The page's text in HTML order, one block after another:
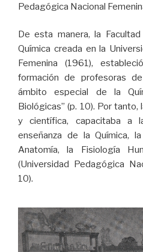
Pedagógica Nacional
De esta manera, la
Química creada en la
Femenina (1961),
formación de profesoras
ámbito especial de la
Biológicas” (p. 10). Por
y científica, capacitaba a
enseñanza de la Química,
Anatomía, la Fisiología
(Universidad Pedagógica
10).